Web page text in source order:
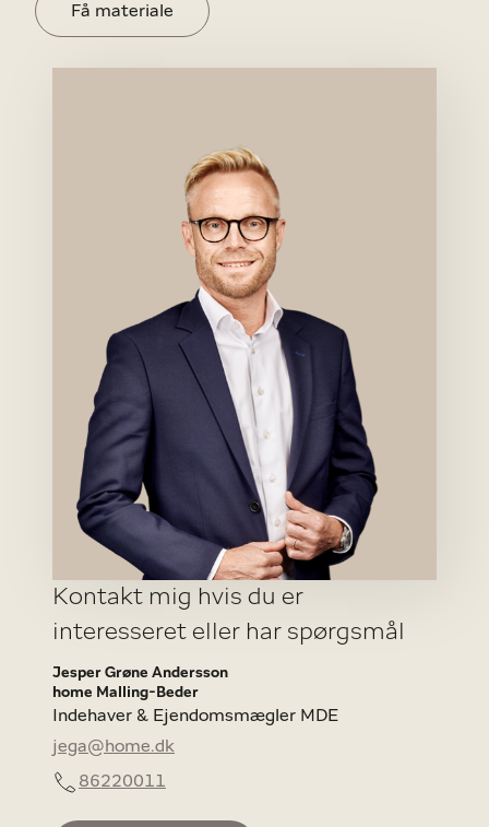
Få materiale
Kontakt mig hvis du er
interesseret eller har spørgsmål
Jesper Grøne Andersson
home Malling-Beder
Indehaver & Ejendomsmægler MDE
jega@home.dk
86220011